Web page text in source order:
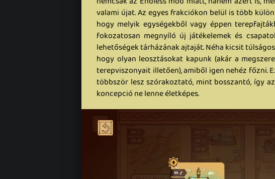
valami újat. Az egyes frakciókon belül is több
hogy melyik egységekből vagy éppen
fokozatosan megnyíló új játékelemek és
lehetőségek tárházának ajtaját. Néha kicsit
hogy olyan leosztásokat kapunk (akár a
terepviszonyait illetően), amiből igen nehéz főzni.
többször lesz szórakoztató, mint bosszantó, így
koncepció ne lenne életképes.